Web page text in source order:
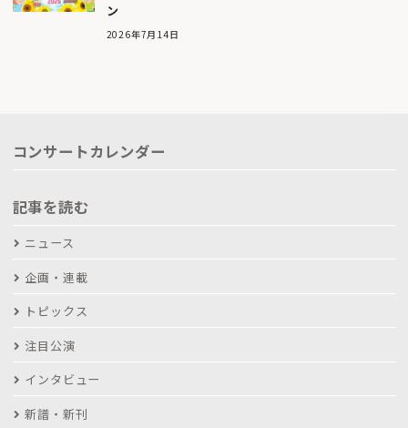
ン
2026年7月14日
コンサートカレンダー
記事を読む
ニュース
企画・連載
トピックス
注目公演
インタビュー
新譜・新刊